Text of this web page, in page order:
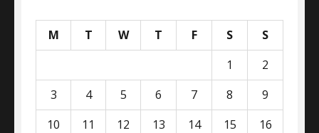
M T W T F S
S
1
2
3
4 5 6 7 8
9
10
11 12 13 14 15
16